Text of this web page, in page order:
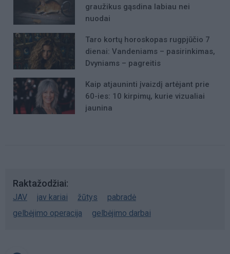
graužikus gąsdina labiau nei
nuodai
Taro kortų horoskopas rugpjūčio 7
dienai: Vandeniams – pasirinkimas,
Dvyniams – pagreitis
Kaip atjauninti įvaizdį artėjant prie
60-ies: 10 kirpimų, kurie vizualiai
jaunina
Raktažodžiai
JAV jav kariai žūtys
pabradė
gelbėjimo operacija
gelbėjimo darbai